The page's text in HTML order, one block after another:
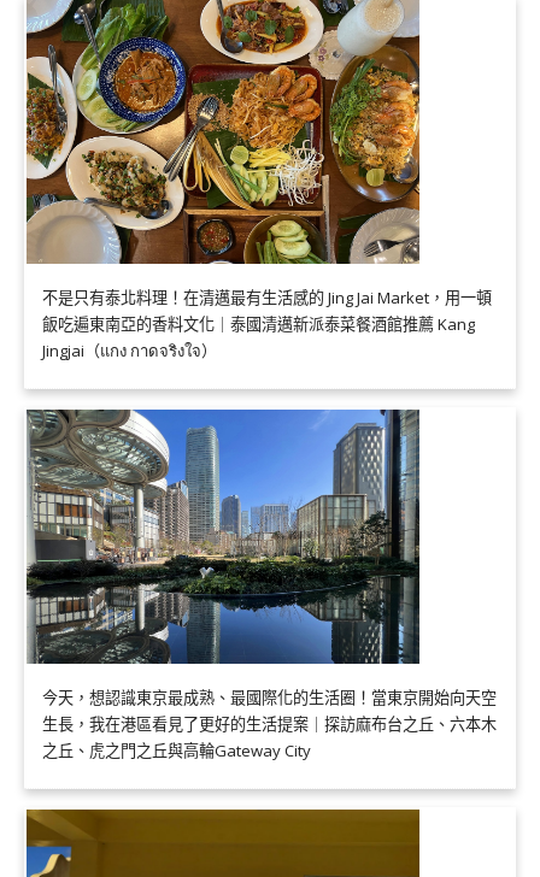
不是只有泰北料理！在清邁最有生活感的 Jing Jai Market，用一頓
飯吃遍東南亞的香料文化｜泰國清邁新派泰菜餐酒館推薦 Kang
Jingjai（แกง กาดจริงใจ）
今天，想認識東京最成熟、最國際化的生活圈！當東京開始向天空
生長，我在港區看見了更好的生活提案｜探訪麻布台之丘、六本木
之丘、虎之門之丘與高輪Gateway City